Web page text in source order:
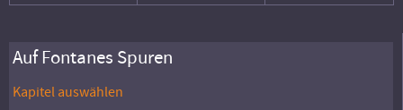
Auf Fontanes Spuren
Kapitel auswählen